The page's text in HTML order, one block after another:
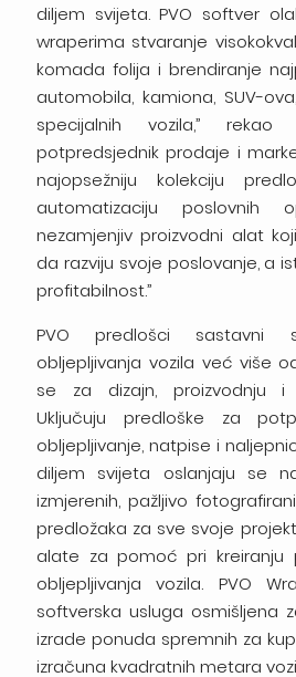
diljem svijeta. PVO softver
wraperima stvaranje
komada folija i brendiranje
automobila, kamiona, SUV-
specijalnih vozila,”
potpredsjednik prodaje i
najopsežniju kolekciju
automatizaciju poslovnih
nezamjenjiv proizvodni alat
da razviju svoje poslovanje, a
profitabilnost.”
PVO predlošci sastavni
obljepljivanja vozila već više
se za dizajn, proizvodnju i
Uključuju predloške za
obljepljivanje, natpise i
diljem svijeta oslanjaju se
izmjerenih, pažljivo
predložaka za sve svoje
alate za pomoć pri kreiranju
obljepljivanja vozila. PVO
softverska usluga osmišljena
izrade ponuda spremnih za
izračuna kvadratnih metara